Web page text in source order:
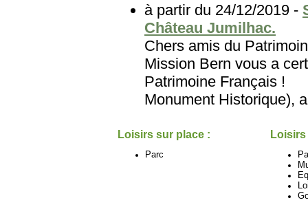
à partir du 24/12/2019 -
Château Jumilhac.
Chers amis du
Mission Bern vous a
Patrimoine
Monument Historique),
Loisirs sur place :
Parc